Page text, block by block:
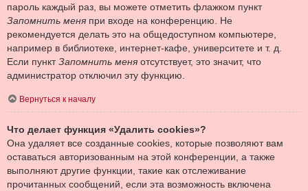
пароль каждый раз, вы можете отметить флажком пункт
Запомнить меня при входе на конференцию. Не
рекомендуется делать это на общедоступном компьютере,
например в библиотеке, интернет-кафе, университете и т. д.
Если пунктЗапомнить меня отсутствует, это значит, что
администратор отключил эту функцию.
Вернуться к началу
Что делает функция «Удалить cookies»?
Она удаляет все созданные cookies, которые позволяют вам
оставаться авторизованным на этой конференции, а также
выполняют другие функции, такие как отслеживание
прочитанных сообщений, если эта возможность включена